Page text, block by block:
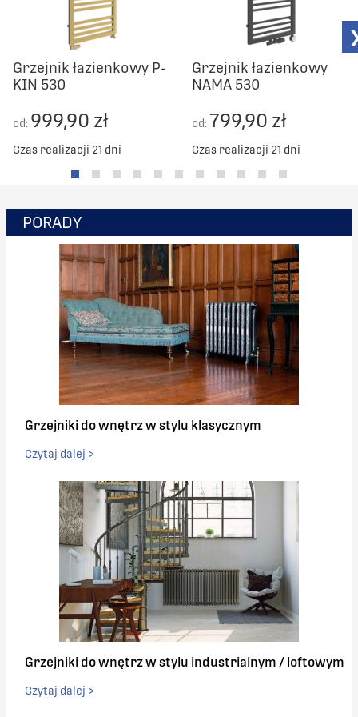
Grzejnik łazienkowy P-
KIN 530
od: 999,90 zł
Czas realizacji 21 dni
Grzejnik łazienkowy
NAMA 530
od:799,90 zł
Czas realizacji 21 dni
PORADY
Grzejniki do wnętrz w stylu klasycznym
Czytaj dalej >
Grzejniki do wnętrz w stylu industrialnym / loftowym
Czytaj dalej >